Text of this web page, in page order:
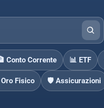
Conto Corrente 📊 ETF
Oro Fisico 🛡️ Assicurazioni